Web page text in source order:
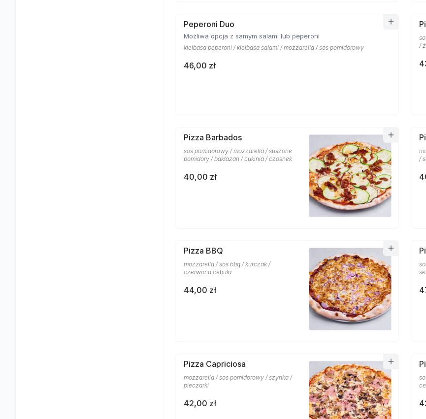
Peperoni Duo
Możliwa opcja z samym salami lub peperoni
kiełbasa peperoni / kiełbasa salami / mozzarella / sos pomidorowy
46,00 zł
/
Pizza Barbados
sos pomidorowy / mozzarella / suszone
pomidory / bakłażan / cukinia / czosnek
40,00 zł
/
Pizza BBQ
mozzarella / sos bbq / kurczak /
czerwona cebula
44,00 zł
Pizza Capriciosa
mozzarella / sos pomidorowy / szynka /
pieczarki
42,00 zł